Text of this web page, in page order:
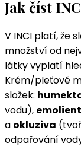
Jak číst
V INCI platí, že
množství od
látky vyplatí
Krém/pleťové
složek:
vodu),
a okluziva
odpařování